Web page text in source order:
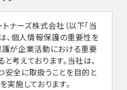
ナーズ株式会社（以下「当
は、個人情報保護の重要性を
護が企業活動における重要
考えております。当社は、
安全に取扱うことを目的と
実施しております。